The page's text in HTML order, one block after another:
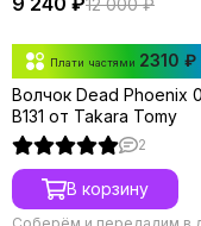
12 000 ₽
Плати частями 2310 ₽
Волчок Dead Phoenix
B131 от Takara Tomy
2
В корзину